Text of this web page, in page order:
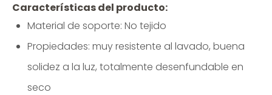
Características del producto:
Material de soporte: No tejido
Propiedades: muy resistente al lavado, buena
solidez a la luz, totalmente desenfundable en
seco